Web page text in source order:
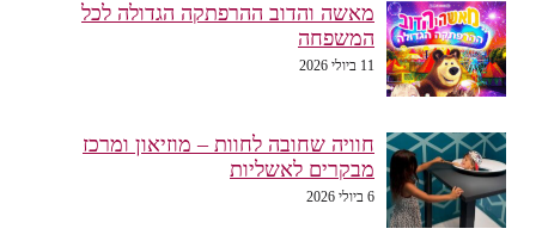
מאשה והדוב ההרפתקה הגדולה לכל
המשפחה
11 ביולי 2026
חוויה שחובה לחוות – מוזיאון ומרכז
מבקרים לאשליות
6 ביולי 2026